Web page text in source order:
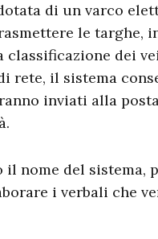
di un varco
le targhe,
dei
rete, il sistema
inviati alla
il nome del
i verbali che